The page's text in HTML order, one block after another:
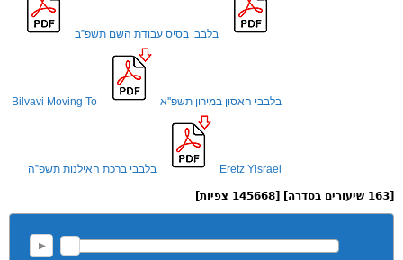
בלבבי בסיס עבודת השם תשפ”ב
בלבבי האסון במירון תשפ''א Bilvavi Moving To
Eretz Yisrael בלבבי ברכת האילנות תשפ”ה